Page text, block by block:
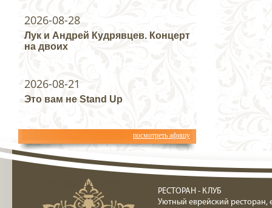
2026-08-28
Лук и Андрей Кудрявцев. Концерт
на двоих
2026-08-21
Это вам не Stand Up
посмотреть афишу
Ресторан клуб Шагал
РЕСТОРАН - КЛУБ
Уютный еврейский ресторан,